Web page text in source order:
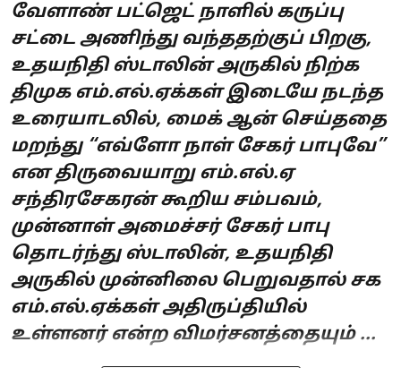
வேளாண் பட்ஜெட் நாளில் கருப்பு
சட்டை அணிந்து வந்ததற்குப் பிறகு,
உதயநிதி ஸ்டாலின் அருகில் நிற்க
திமுக எம்.எல்.ஏக்கள் இடையே நடந்த
உரையாடலில், மைக் ஆன் செய்ததை
மறந்து “எவ்ளோ நாள் சேகர் பாபுவே”
என திருவையாறு எம்.எல்.ஏ
சந்திரசேகரன் கூறிய சம்பவம்,
முன்னாள் அமைச்சர் சேகர் பாபு
தொடர்ந்து ஸ்டாலின், உதயநிதி
அருகில் முன்னிலை பெறுவதால் சக
எம்.எல்.ஏக்கள் அதிருப்தியில்
உள்ளனர் என்ற விமர்சனத்தையும் ...